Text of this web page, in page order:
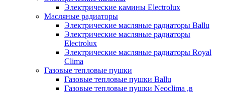
Электрические камины Electrolux
Масляные радиаторы
Электрические масляные радиаторы Ballu
Электрические масляные радиаторы
Electrolux
Электрические масляные радиаторы Royal
Clima
Газовые тепловые пушки
Газовые тепловые пушки Ballu
Газовые тепловые пушки Neoclima ,в